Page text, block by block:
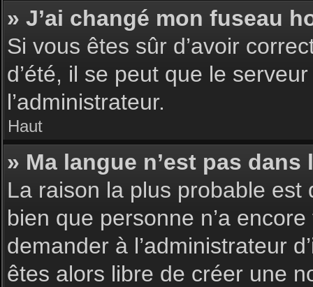
» J’ai changé mon fuseau
Si vous êtes sûr d’avoir
d’été, il se peut que le
l’administrateur.
Haut
» Ma langue n’est pas dans
La raison la plus probable est
bien que personne n’a
demander à l’administrateur
êtes alors libre de créer une